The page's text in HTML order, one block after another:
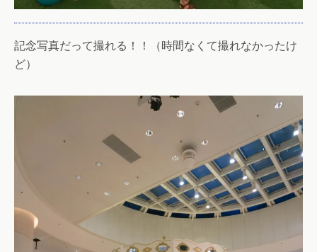
記念写真だって撮れる！！（時間なくて撮れなかったけ
ど）